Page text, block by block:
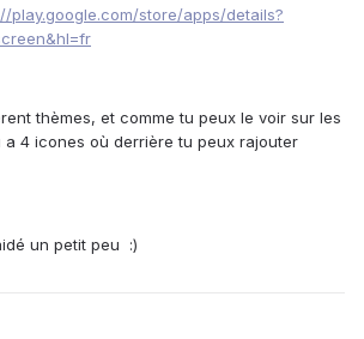
play.google.com/store/apps/details?
thèmes, et comme tu peux le voir sur les
4 icones où derrière tu peux rajouter
un petit peu :)